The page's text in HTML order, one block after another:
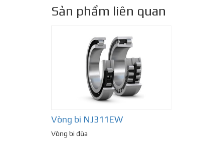
Sản phẩm liên quan
Vòng bi NJ311EW
Vòng bi đũa